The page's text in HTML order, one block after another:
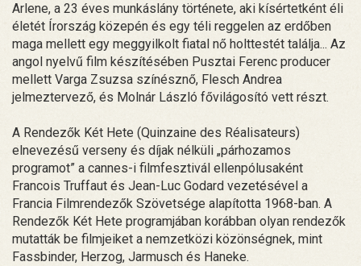
Arlene, a 23 éves munkáslány története, aki kísértetként éli
életét Írország közepén és egy téli reggelen az erdőben
maga mellett egy meggyilkolt fiatal nő holttestét találja... Az
angol nyelvű film készítésében Pusztai Ferenc producer
mellett Varga Zsuzsa színésznő, Flesch Andrea
jelmeztervező, és Molnár László fővilágosító vett részt.
A Rendezők Két Hete (Quinzaine des Réalisateurs)
elnevezésű verseny és díjak nélküli „párhozamos
programot” a cannes-i filmfesztivál ellenpólusaként
Francois Truffaut és Jean-Luc Godard vezetésével a
Francia Filmrendezők Szövetsége alapította 1968-ban. A
Rendezők Két Hete programjában korábban olyan rendezők
mutatták be filmjeiket a nemzetközi közönségnek, mint
Fassbinder, Herzog, Jarmusch és Haneke.